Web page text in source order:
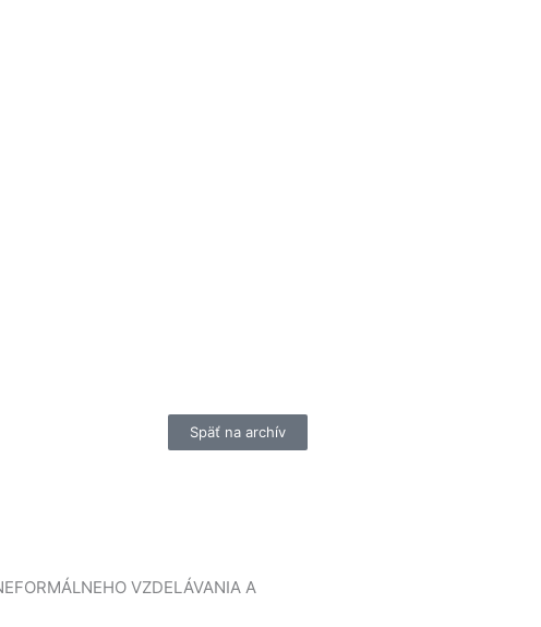
Späť na archív
VZDELÁVANIA A